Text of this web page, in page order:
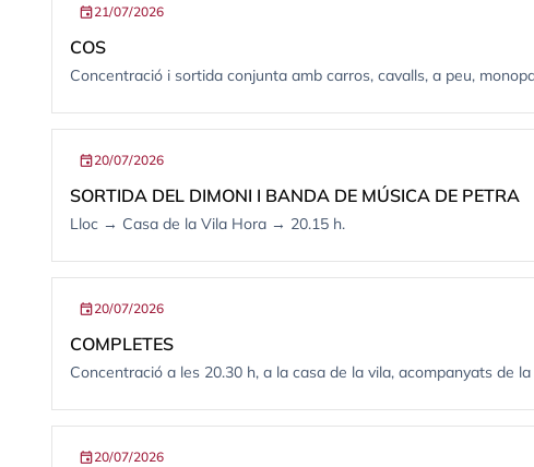
event21/07/2026
COS
Concentració i sortida conjunta amb carros, cavalls, a peu,
event20/07/2026
SORTIDA DEL DIMONI I BANDA DE MÚSICA DE PETRA
Lloc → Casa de la Vila Hora → 20.15 h.
event20/07/2026
COMPLETES
Concentració a les 20.30 h, a la casa de la vila, acompanyats de
event20/07/2026